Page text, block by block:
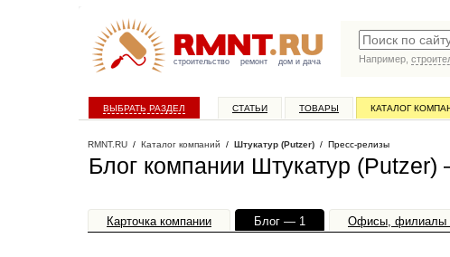
строительство ремонт дом и дача
Например,
ВЫБРАТЬ РАЗДЕЛ СТАТЬИ ТОВАРЫ КАТАЛОГ
RMNT.RU / Каталог компаний / Штукатур (Putzer) / Пресс-релизы
Блог компании Штукатур
Карточка компании Блог — 1 Офисы,